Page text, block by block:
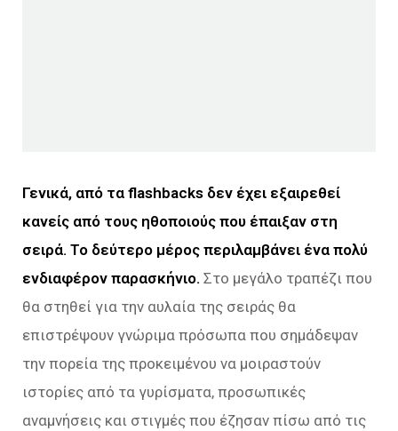
Γενικά, από τα flashbacks δεν έχει εξαιρεθεί
κανείς από τους ηθοποιούς που έπαιξαν στη
σειρά. Το δεύτερο μέρος περιλαμβάνει ένα πολύ
ενδιαφέρον παρασκήνιο. Στο μεγάλο τραπέζι που
θα στηθεί για την αυλαία της σειράς θα
επιστρέψουν γνώριμα πρόσωπα που σημάδεψαν
την πορεία της προκειμένου να μοιραστούν
ιστορίες από τα γυρίσματα, προσωπικές
αναμνήσεις και στιγμές που έζησαν πίσω από τις